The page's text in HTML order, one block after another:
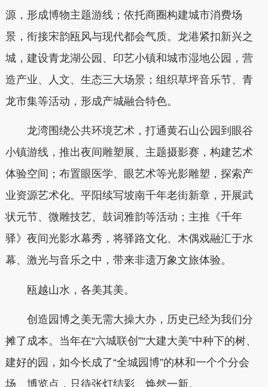
源，形成博物主题游线；依托商圈构建城市消费场
景，衔接宋韵瓯风与现代都会气质。龙港紧扣新兴之
城，建设青龙湖公园、印艺小镇和城市湿地公园，营
造产业、人文、生态三大场景；组织草坪音乐节、青
龙市集等活动，形成产城融合特色。
龙湾围绕公共环境艺术，打通黄石山公园到眼谷
小镇游线，推出夜间雕塑展、主题摄影赛，构建艺术
体验空间；布置眼医学、眼艺术等光影雕塑，探索产
业资源艺术化。平阳续写坡南千年老街新章，开展武
状元节、微雕技艺、鼓词雅韵等活动；主推《千年
驿》夜间光影水幕秀，将驿路文化、木偶戏融汇于水
幕、激光与音乐之中，带来非遗万象文旅体验。
瓯越山水，各美其美。
创造园博之美无需大操大办，历史已经为我们分
摊了成本。当年在“六城联创”“大建大美”中种下的树、
建好的园，如今长成了“全城园博”的林和一个个分会
场、博览点，只待张灯结彩、焕然一新。